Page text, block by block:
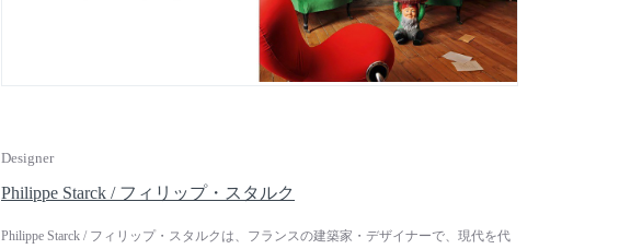
ザイナーとコラボレートし、世界中に最新トレンドを発信しています。
Designer
Philippe Starck / フィリップ・スタルク
Philippe Starck / フィリップ・スタルクは、フランスの建築家・デザイナーで、現代を代